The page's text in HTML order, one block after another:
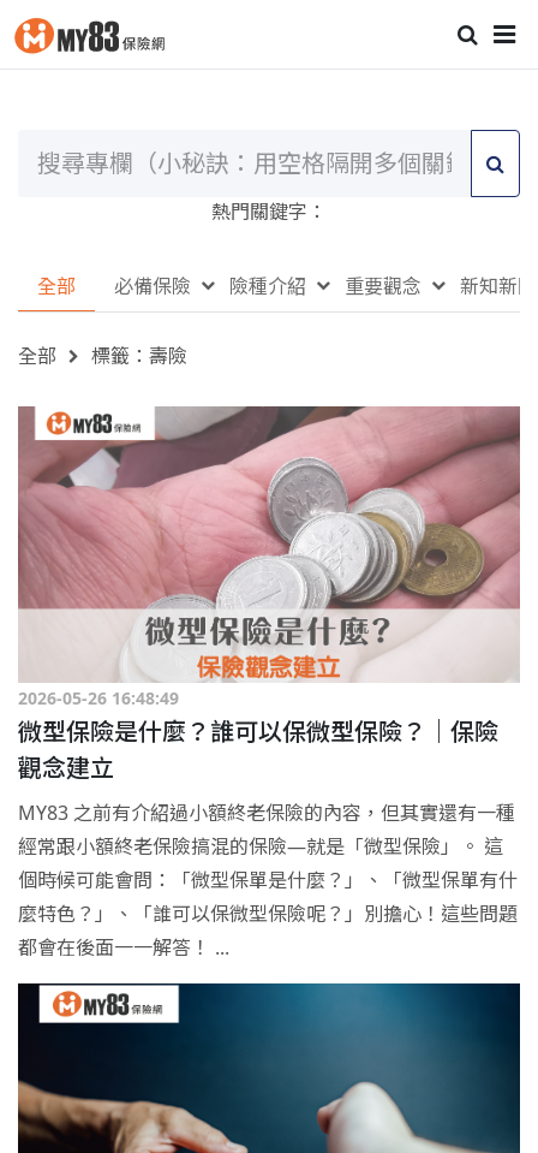
熱門關鍵字：
全部 必備保險 險種介紹 重要觀念 新知新聞
全部 標籤：壽險
2026-05-26 16:48:49
微型保險是什麼？誰可以保微型保險？｜保險
觀念建立
MY83 之前有介紹過小額終老保險的內容，但其實還有一種
經常跟小額終老保險搞混的保險—就是「微型保險」。 這
個時候可能會問：「微型保單是什麼？」、「微型保單有什
麼特色？」、「誰可以保微型保險呢？」別擔心！這些問題
都會在後面一一解答！ ...